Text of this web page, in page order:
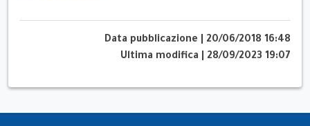
Data pubblicazione
20/06/2018 16:48
Ultima modifica
28/09/2023 19:07